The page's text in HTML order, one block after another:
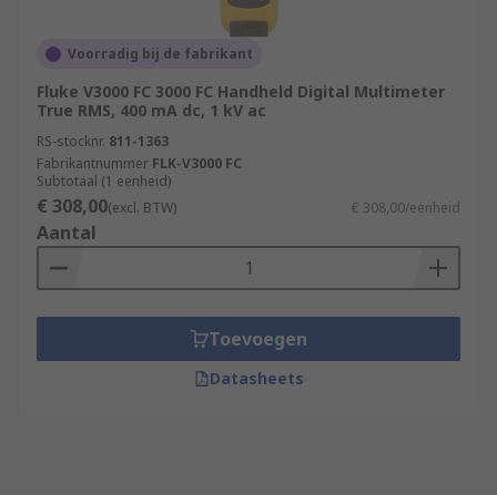
Voorradig bij de fabrikant
Fluke V3000 FC 3000 FC Handheld Digital Multimeter
True RMS, 400 mA dc, 1 kV ac
RS-stocknr. 811-1363
Fabrikantnummer FLK-V3000 FC
Subtotaal (1 eenheid)
€ 308,00(excl. BTW) € 308,00/eenheid
Aantal
Toevoegen
Datasheets